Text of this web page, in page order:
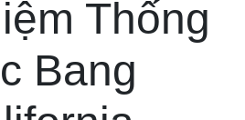
Thống
Bang